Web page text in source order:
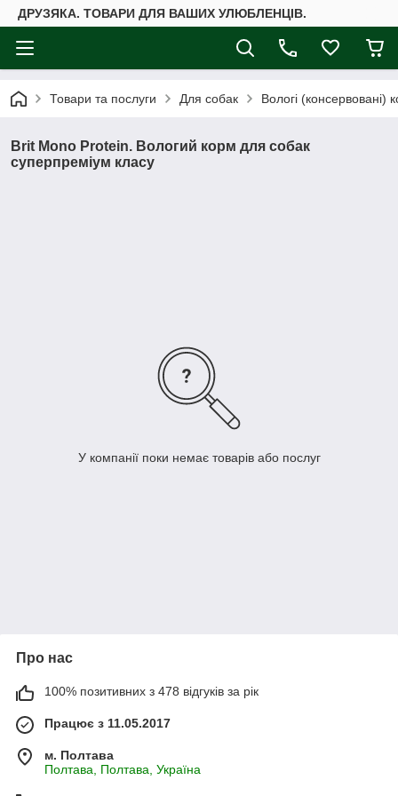
ДРУЗЯКА. ТОВАРИ ДЛЯ ВАШИХ УЛЮБЛЕНЦІВ.
Товари та послуги Для собак Вологі (консервовані)
Brit Mono Protein. Вологий корм для собак
суперпреміум класу
У компанії поки немає товарів або послуг
Про нас
100% позитивних з 478 відгуків за рік
Працює з 11.05.2017
м. Полтава
Полтава, Полтава, Україна